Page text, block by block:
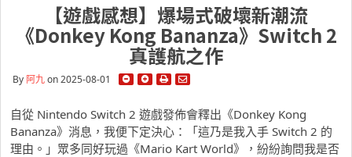
【遊戲感想】爆場式破壞新潮流
《Donkey Kong Bananza》Switch 2
真護航之作
By 阿九on 2025-08-01
自從 Nintendo Switch 2 遊戲發佈會釋出《Donkey Kong
Bananza》消息，我便下定決心：「這乃是我入手 Switch 2 的
理由。」眾多同好玩過《Mario Kart World》，紛紛詢問我是否